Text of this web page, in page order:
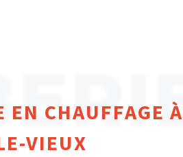
EN CHAUFFAGE À
VIEUX